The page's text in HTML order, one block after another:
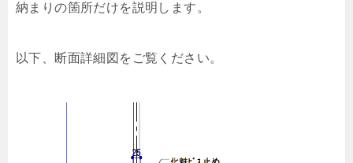
納まりの箇所だけを説明します。
以下、断面詳細図をご覧ください。